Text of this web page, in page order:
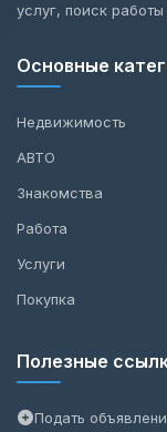
услуг, поиск
Основные
Недвижимость
АВТО
Знакомства
Работа
Услуги
Покупка
Полезные
Подать